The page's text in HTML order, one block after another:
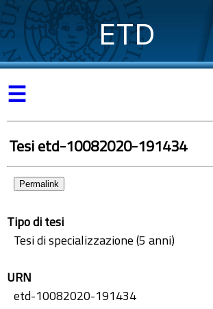
ETD
☰
Tesi etd-10082020-191434
Permalink
Tipo di tesi
Tesi di specializzazione (5 anni)
URN
etd-10082020-191434